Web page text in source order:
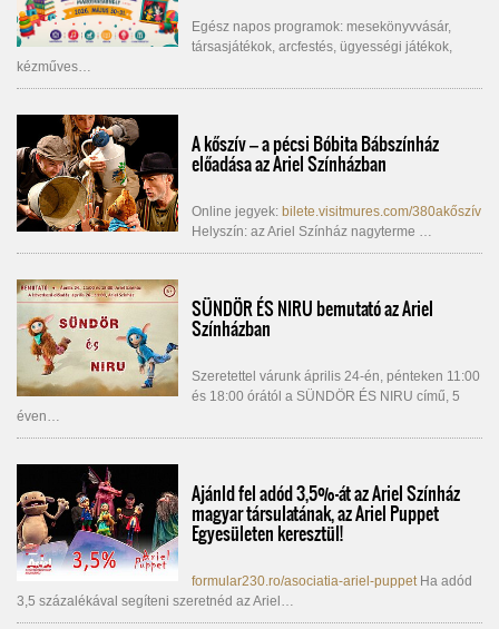
Egész napos programok: mesekönyvvásár,
társasjátékok, arcfestés, ügyességi játékok,
kézműves…
A kőszív – a pécsi Bóbita Bábszínház
előadása az Ariel Színházban
Online jegyek: bilete.visitmures.com/380akőszív
Helyszín: az Ariel Színház nagyterme …
SÜNDÖR ÉS NIRU bemutató az Ariel
Színházban
Szeretettel várunk április 24-én, pénteken 11:00
és 18:00 órától a SÜNDÖR ÉS NIRU című, 5
éven…
Ajánld fel adód 3,5%-át az Ariel Színház
magyar társulatának, az Ariel Puppet
Egyesületen keresztül!
formular230.ro/asociatia-ariel-puppetHa adód
3,5 százalékával segíteni szeretnéd az Ariel…